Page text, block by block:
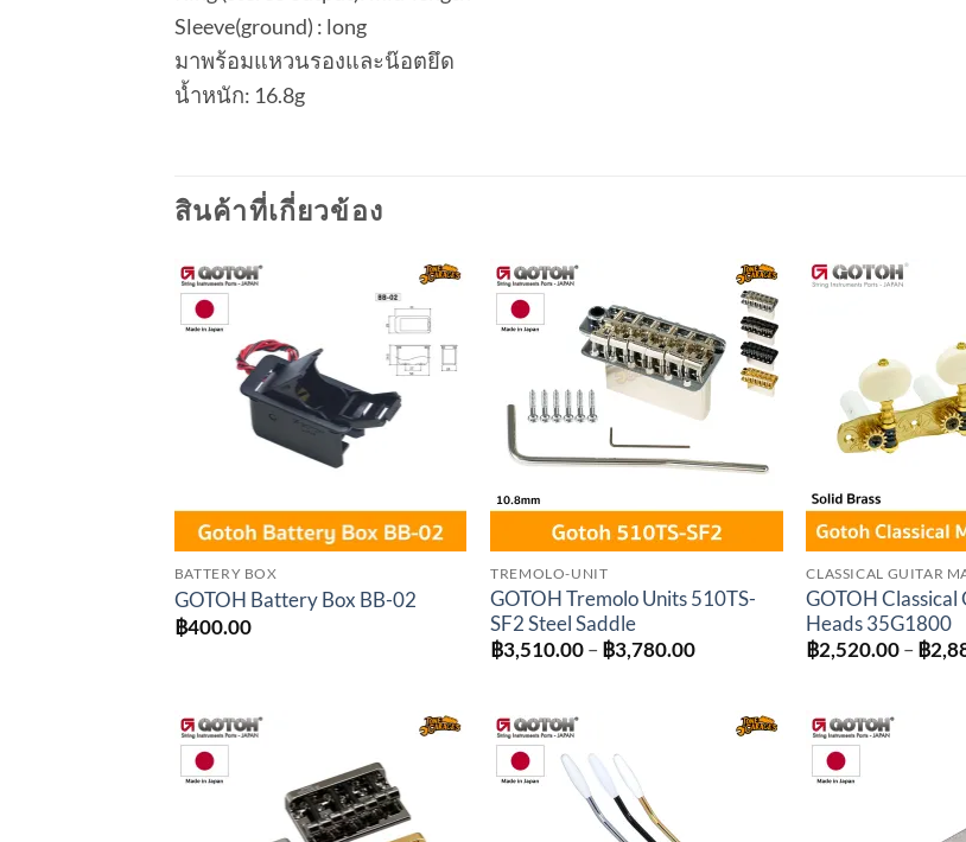
Sleeve(ground) : long
มาพร้อมแหวนรองและน๊อตยึด
น้ำหนัก: 16.8g
สินค้าที่เกี่ยวข้อง
Add to
wishlist
BATTERY BOX
GOTOH Battery Box BB-02
฿400.00
Add to
wishlist
TREMOLO-UNIT
GOTOH Tremolo Units 510TS-
SF2 Steel Saddle
฿3,510.00 – ฿3,780.00Price
฿3,780.00
CLASSICAL GUITAR
GOTOH
Heads 35G1800
฿2,520.00 – ฿
wishlist